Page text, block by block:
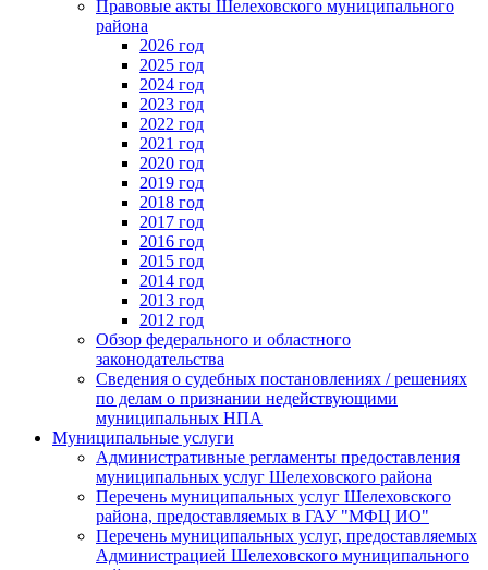
Правовые акты Шелеховского муниципального
района
2026 год
2025 год
2024 год
2023 год
2022 год
2021 год
2020 год
2019 год
2018 год
2017 год
2016 год
2015 год
2014 год
2013 год
2012 год
Обзор федерального и областного
законодательства
Сведения о судебных постановлениях / решениях
по делам о признании недействующими
муниципальных НПА
Муниципальные услуги
Административные регламенты предоставления
муниципальных услуг Шелеховского района
Перечень муниципальных услуг Шелеховского
района, предоставляемых в ГАУ "МФЦ ИО"
Перечень муниципальных услуг, предоставляемых
Администрацией Шелеховского муниципального